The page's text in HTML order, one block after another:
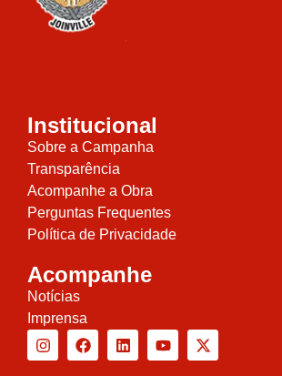
Institucional
Sobre a Campanha
Transparência
Acompanhe a Obra
Perguntas Frequentes
Política de Privacidade
Acompanhe
Notícias
Imprensa